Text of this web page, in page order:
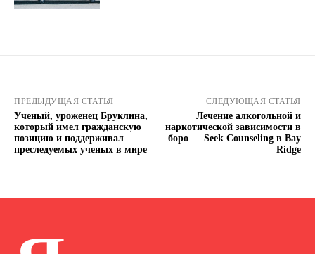
ПРЕДЫДУЩАЯ СТАТЬЯ
Ученый, уроженец Бруклина,
который имел гражданскую
позицию и поддерживал
преследуемых ученых в мире
СЛЕДУЮЩАЯ СТАТЬЯ
Лечение алкогольной и
наркотической зависимости в
боро — Seek Counseling в Bay
Ridge